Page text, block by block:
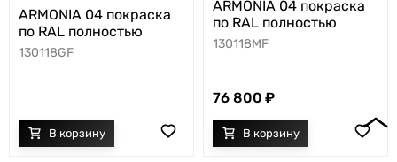
ARMONIA 04 покраска
по RAL полностью
130118GF
ARMONIA 04 покраска
по RAL полностью
130118MF
76 800